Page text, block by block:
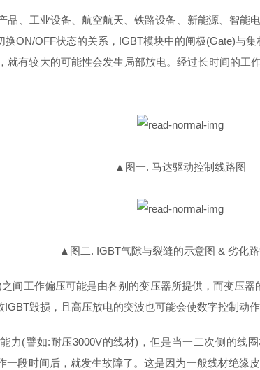
品、工业设备、航空航天、铁路设备、新能源、智
ON/OFF状态的关系，IGBT模块中的闸极(Gate)与
有较大的可能性会发生局部放电。经过长时间的
▲图⼀. 马达驱动控制线路图
▲图二. IGBT气隙与裂缝的示意图 & 劣化
间⼯作偏压可能是由各别的变压器所提供，而变压
毁损，且⾼压放电的突波也可能会使数字控制动作
力(譬如:耐压3000V的线材)，但是当一二次侧的线
段时间后，就发生故障了。这是因为⼀般线材绝缘